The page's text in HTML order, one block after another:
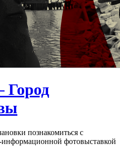
познакомиться с
информационной фотовыставкой